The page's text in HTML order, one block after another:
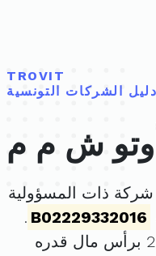
TROVIT
دليل الشركات التونسية
ش م م
ذات المسؤولية
B02229332016
.